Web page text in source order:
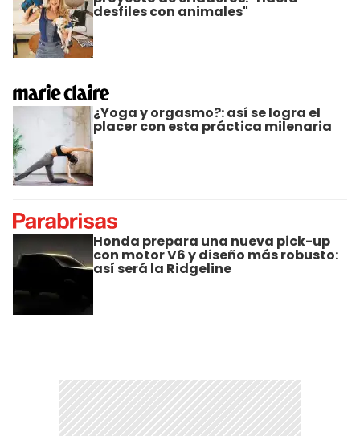
desfiles con animales"
¿Yoga y orgasmo?: así se logra el
placer con esta práctica milenaria
Honda prepara una nueva pick-up
con motor V6 y diseño más robusto:
así será la Ridgeline